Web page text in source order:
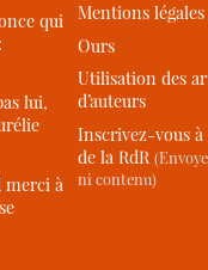
qui
lui,
merci à
Mentions légales
Ours
Utilisation des
d’auteurs
Inscrivez-vous
de la RdR
ni contenu)